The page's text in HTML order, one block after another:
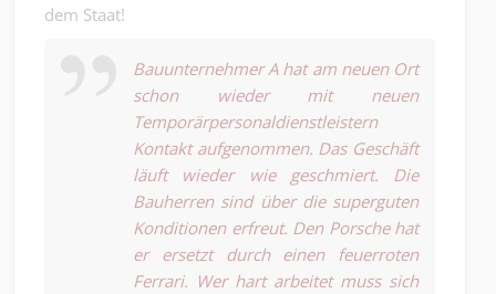
dem Staat!
Bauunternehmer A hat am neuen Ort
schon wieder mit neuen
Temporärpersonaldienstleistern
Kontakt aufgenommen. Das Geschäft
läuft wieder wie geschmiert. Die
Bauherren sind über die superguten
Konditionen erfreut. Den Porsche hat
er ersetzt durch einen feuerroten
Ferrari. Wer hart arbeitet muss sich